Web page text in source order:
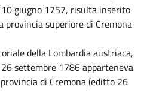
giugno 1757, risulta inserito
provincia superiore di Cremona
della Lombardia austriaca,
settembre 1786 apparteneva
di Cremona (editto 26